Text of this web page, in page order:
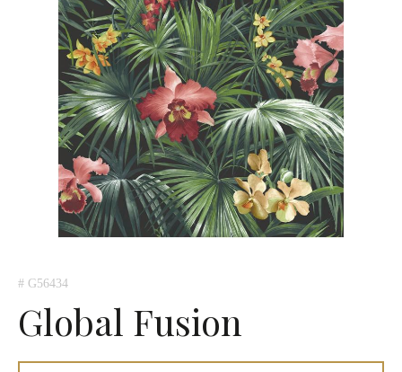
# G56434
Global Fusion